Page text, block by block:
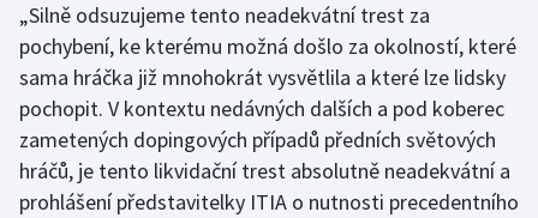
„Silně odsuzujeme tento neadekvátní trest za
pochybení, ke kterému možná došlo za okolností, které
sama hráčka již mnohokrát vysvětlila a které lze lidsky
pochopit. V kontextu nedávných dalších a pod koberec
zametených dopingových případů předních světových
hráčů, je tento likvidační trest absolutně neadekvátní a
prohlášení představitelky ITIA o nutnosti precedentního